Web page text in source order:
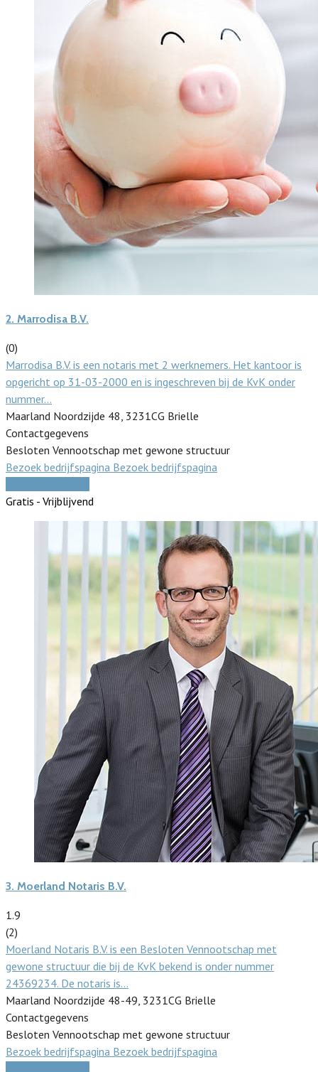
2. Marrodisa B.V.
(0)
Marrodisa B.V. is een notaris met 2 werknemers. Het kantoor is
opgericht op 31-03-2000 en is ingeschreven bij de KvK onder
nummer…
Maarland Noordzijde 48, 3231CG Brielle
Contactgegevens
Besloten Vennootschap met gewone structuur
Bezoek bedrijfspagina Bezoek bedrijfspagina
Gratis - Vrijblijvend
3. Moerland Notaris B.V.
1.9
(2)
Moerland Notaris B.V. is een Besloten Vennootschap met
gewone structuur die bij de KvK bekend is onder nummer
24369234. De notaris is…
Maarland Noordzijde 48-49, 3231CG Brielle
Contactgegevens
Besloten Vennootschap met gewone structuur
Bezoek bedrijfspagina Bezoek bedrijfspagina